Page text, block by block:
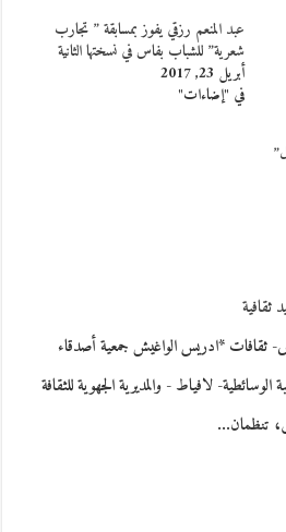
عبد المنعم رزقي يفوز بمسابقة ” تجارب
شعرية” للشباب بفاس في نسختها الثانية
أبريل 23, 2017
في "إضاءات"
ثقافية
*ادريس الواغيش جمعية أصدقاء
الوسائطية- لافياط - والمديرية الجهوية للثقافة
تنظمان…